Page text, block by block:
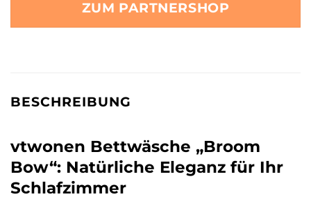
ZUM PARTNERSHOP
BESCHREIBUNG
vtwonen Bettwäsche „Broom
Bow“: Natürliche Eleganz für Ihr
Schlafzimmer